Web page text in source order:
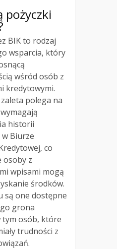
pożyczki
BIK to rodzaj
wsparcia, który
wśród osób z
kredytowymi.
zaleta polega na
historii
Biurze
co
osoby z
wpisami mogą
środków.
są one dostępne
grona
tym osób, które
trudności z